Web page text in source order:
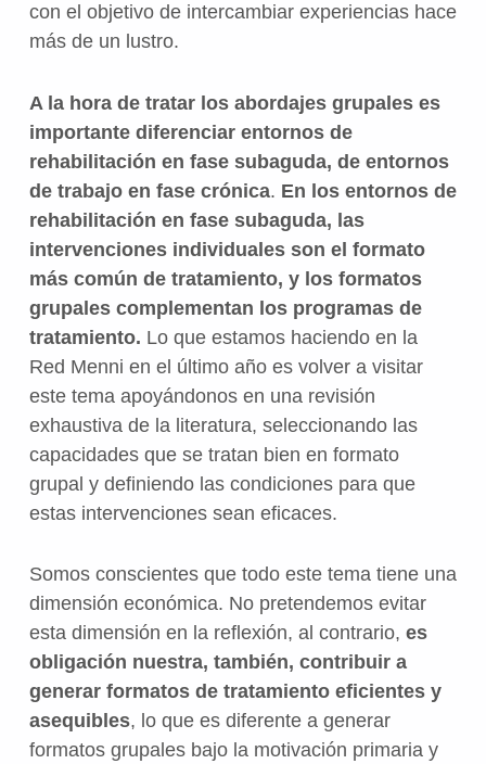
con el objetivo de intercambiar experiencias hace
más de un lustro.
A la hora de tratar los abordajes grupales es
importante diferenciar entornos de
rehabilitación en fase subaguda, de entornos
de trabajo en fase crónica. En los entornos de
rehabilitación en fase subaguda, las
intervenciones individuales son el formato
más común de tratamiento, y los formatos
grupales complementan los programas de
tratamiento. Lo que estamos haciendo en la
Red Menni en el último año es volver a visitar
este tema apoyándonos en una revisión
exhaustiva de la literatura, seleccionando las
capacidades que se tratan bien en formato
grupal y definiendo las condiciones para que
estas intervenciones sean eficaces.
Somos conscientes que todo este tema tiene una
dimensión económica. No pretendemos evitar
esta dimensión en la reflexión, al contrario, es
obligación nuestra, también, contribuir a
generar formatos de tratamiento eficientes y
asequibles, lo que es diferente a generar
formatos grupales bajo la motivación primaria y